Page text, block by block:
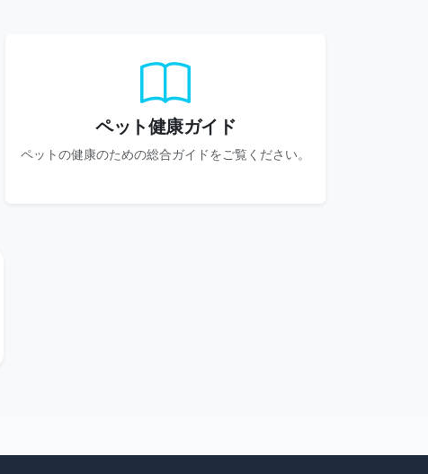
ペット健康ガイド
ペットの健康のための総合ガイドをご覧ください。